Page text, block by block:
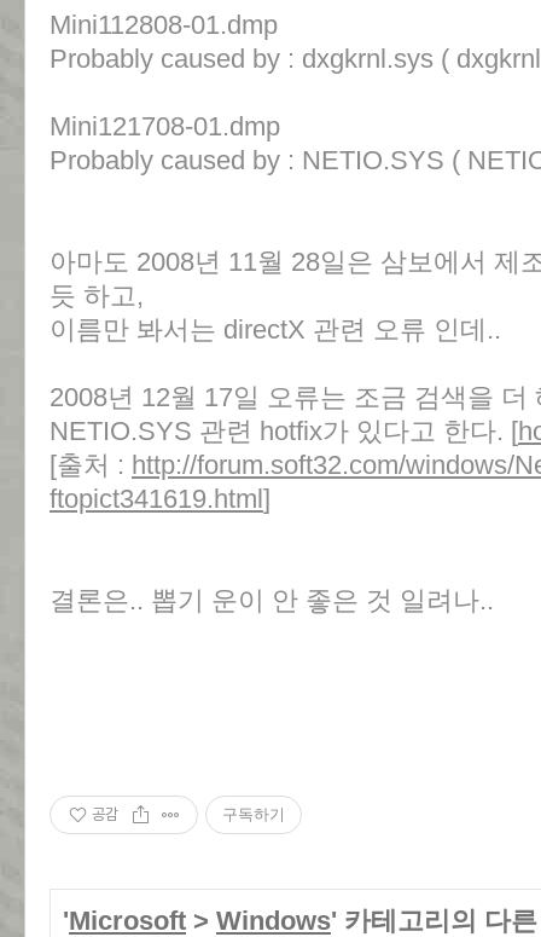
Mini112808-01.dmp
Probably caused by : dxgkrnl.sys (
Mini121708-01.dmp
Probably caused by : NETIO.SYS (
아마도 2008년 11월 28일은 삼보에서 제
듯 하고,
이름만 봐서는 directX 관련 오류 인데..
2008년 12월 17일 오류는 조금 검색을 더
NETIO.SYS 관련 hotfix가 있다고 한다. [
[출처 : http://forum.soft32.com/windows/
ftopict341619.html]
결론은.. 뽑기 운이 안 좋은 것 일려나..
공감 구독하기
'Microsoft > Windows' 카테고리의 다